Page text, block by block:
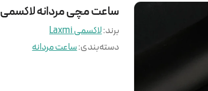
ساعت مچی مردانه لاکسمی LA 8900-4
برند:لاکسمی Laxmi
دسته‌بندی:ساعت مردانه